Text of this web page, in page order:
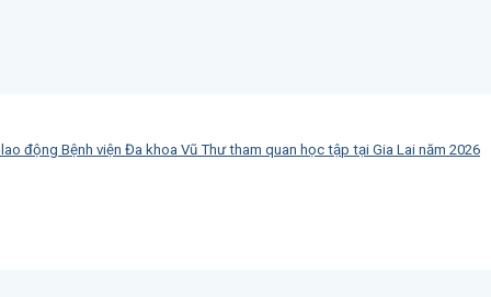
động Bệnh viện Đa khoa Vũ Thư tham quan học tập tại Gia Lai năm 2026